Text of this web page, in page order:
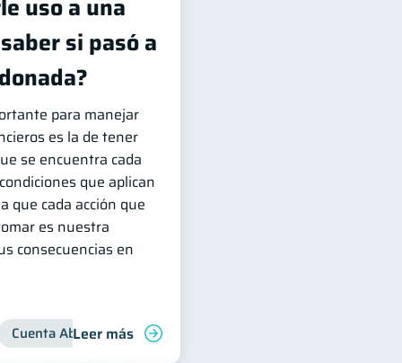
para jóvenes Manejo de deudas
uso a una
si pasó a
para manejar
es la de tener
se encuentra cada
que aplican
que cada acción que
es nuestra
consecuencias en
Cuenta Abandonada
Leer más